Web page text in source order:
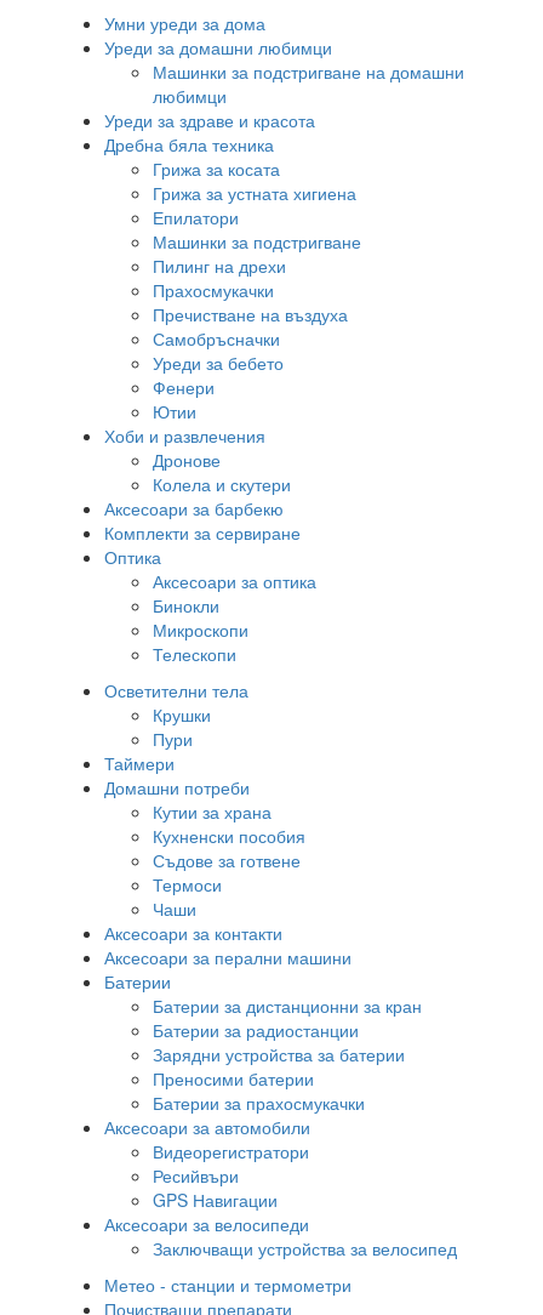
Умни уреди за дома
Уреди за домашни любимци
Машинки за подстригване на домашни
любимци
Уреди за здраве и красота
Дребна бяла техника
Грижа за косата
Грижа за устната хигиена
Епилатори
Машинки за подстригване
Пилинг на дрехи
Прахосмукачки
Пречистване на въздуха
Самобръсначки
Уреди за бебето
Фенери
Ютии
Хоби и развлечения
Дронове
Колела и скутери
Аксесоари за барбекю
Комплекти за сервиране
Оптика
Аксесоари за оптика
Бинокли
Микроскопи
Телескопи
Осветителни тела
Крушки
Пури
Таймери
Домашни потреби
Кутии за храна
Кухненски пособия
Съдове за готвене
Термоси
Чаши
Аксесоари за контакти
Аксесоари за перални машини
Батерии
Батерии за дистанционни за кран
Батерии за радиостанции
Зарядни устройства за батерии
Преносими батерии
Батерии за прахосмукачки
Аксесоари за автомобили
Видеорегистратори
Ресийвъри
GPS Навигации
Аксесоари за велосипеди
Заключващи устройства за велосипед
Метео - станции и термометри
Почистващи препарати